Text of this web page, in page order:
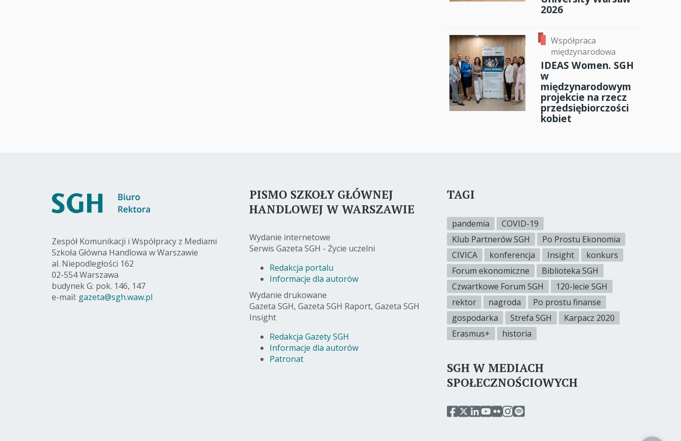
2026
Współpraca
międzynarodowa
IDEAS Women. SGH
w
międzynarodowym
projekcie na rzecz
przedsiębiorczości
kobiet
Zespół Komunikacji i Współpracy z Mediami
Szkoła Główna Handlowa w Warszawie
al. Niepodległości 162
02-554 Warszawa
budynek G: pok. 146, 147
e-mail: gazeta@sgh.waw.pl
PISMO SZKOŁY GŁÓWNEJ
HANDLOWEJ W WARSZAWIE
Wydanie internetowe
Serwis Gazeta SGH - Życie uczelni
Redakcja portalu
Informacje dla autorów
Wydanie drukowane
Gazeta SGH, Gazeta SGH Raport, Gazeta SGH
Insight
Redakcja Gazety SGH
Informacje dla autorów
Patronat
TAGI
pandemia
COVID-19
Klub Partnerów SGH
Po Prostu Ekonomia
CIVICA
konferencja Insight
konkurs
Forum ekonomiczne
Biblioteka SGH
Czwartkowe Forum SGH
120-lecie SGH
rektor
nagroda
Po prostu finanse
gospodarka
Strefa SGH
Karpacz 2020
Erasmus+
historia
SGH W MEDIACH
SPOŁECZNOŚCIOWYCH
przejdź
przejdź
przejdź
przejdź
przejdź
przejdźprzejdź